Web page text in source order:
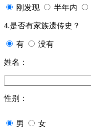
刚发现 半年内
4.是否有家族遗传史？
有 没有
姓名：
性别：
男 女